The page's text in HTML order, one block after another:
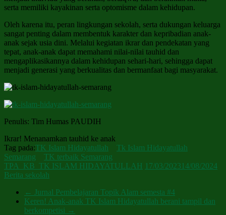
serta memiliki kayakinan serta optomisme dalam kehidupan.
Oleh karena itu, peran lingkungan sekolah, serta dukungan keluarga
sangat penting dalam membentuk karakter dan kepribadian anak-
anak sejak usia dini. Melalui kegiatan ikrar dan pendekatan yang
tepat, anak-anak dapat memahami nilai-nilai tauhid dan
mengaplikasikannya dalam kehidupan sehari-hari, sehingga dapat
menjadi generasi yang berkualitas dan bermanfaat bagi masyarakat.
Penulis: Tim Humas PAUDIH
Ikrar! Menanamkan tauhid ke anak
Tag pada:TK Islam Hidayatullah
Tk Islam Hidayatullah
Semarang
TK terbaik Semarang
TPA_KB_TK ISLAM HIDAYATULLAH 17/03/2023 14/08/2024
Berita sekolah
← Jurnal Pembelajaran Topik Alam semesta #4
Keren! Anak-anak TK Islam Hidayatullah berani tampil dan
berkompetisi →